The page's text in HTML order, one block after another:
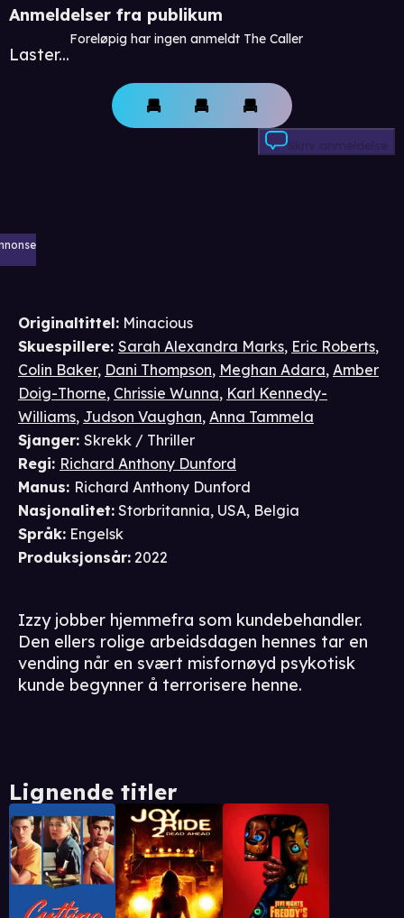
Anmeldelser fra publikum
Laster...
Foreløpig har ingen anmeldt The Caller
Skriv anmeldelse
Originaltittel: Minacious
Skuespillere: Sarah Alexandra Marks, Eric Roberts,
Colin Baker, Dani Thompson, Meghan Adara, Amber
Doig-Thorne, Chrissie Wunna, Karl Kennedy-
Williams, Judson Vaughan, Anna Tammela
Sjanger: Skrekk / Thriller
Regi: Richard Anthony Dunford
Manus: Richard Anthony Dunford
Nasjonalitet: Storbritannia, USA, Belgia
Språk: Engelsk
Produksjonsår: 2022
Izzy jobber hjemmefra som kundebehandler.
Den ellers rolige arbeidsdagen hennes tar en
vending når en svært misfornøyd psykotisk
kunde begynner å terrorisere henne.
Lignende titler